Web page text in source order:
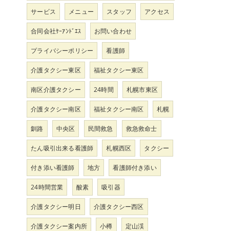
サービス メニュー スタッフ アクセス
合同会社ｹｰｱﾝﾄﾞｴｽ お問い合わせ
プライバシーポリシー 看護師
介護タクシー東区 福祉タクシー東区
南区介護タクシー 24時間 札幌市東区
介護タクシー南区 福祉タクシー南区 札幌
釧路 中央区 民間救急 救急救命士
たん吸引出来る看護師 札幌西区 タクシー
付き添い看護師 地方 看護師付き添い
24時間営業 酸素 吸引器
介護タクシー明日 介護タクシー西区
介護タクシー案内所 小樽 定山渓